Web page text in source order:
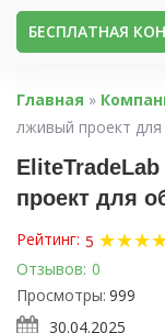
БЕСПЛАТНАЯ
Главная »
лживый проект
проект для
Рейтинг: 5 ★★★
Отзывов: 0
Просмотры: 999
30.04.2025